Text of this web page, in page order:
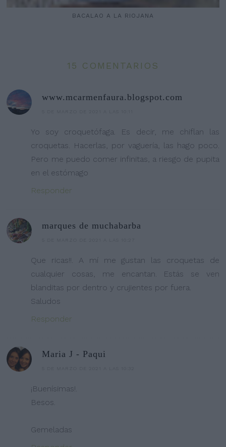
BACALAO A LA RIOJANA
15 COMENTARIOS
www.mcarmenfaura.blogspot.com
Yo soy croquetófaga. Es decir, me chiflan las
croquetas. Hacerlas, por vaguería, las hago poco.
Pero me puedo comer infinitas, a riesgo de pupita
en el estómago
Responder
marques de muchabarba
Que ricas!!. A mí me gustan las croquetas de
cualquier cosas, me encantan. Estás se ven
blanditas por dentro y crujientes por fuera.
Saludos
Responder
Maria J - Paqui
¡Buenísimas!.
Besos.
Gemeladas